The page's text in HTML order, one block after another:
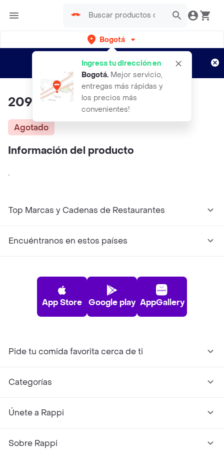
Bogotá
Ingresa tu dirección en
Bogotá. Mejor servicio,
entregas más rápidas y
los precios más
convenientes!
envíos gratis por semanas
Aplican TyC
2091927422
Agotado
Información del producto
.
Top Marcas y Cadenas de Restaurantes
Encuéntranos en estos países
App Store Google play AppGallery
Pide tu comida favorita cerca de ti
Categorías
Únete a Rappi
Sobre Rappi